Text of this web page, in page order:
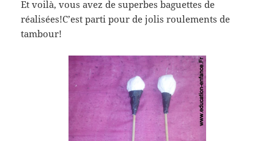
Et voilà, vous avez de superbes baguettes de
réalisées!C’est parti pour de jolis roulements de
tambour!